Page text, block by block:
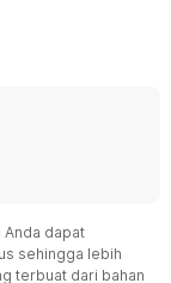
dapat
sehingga lebih
terbuat dari bahan